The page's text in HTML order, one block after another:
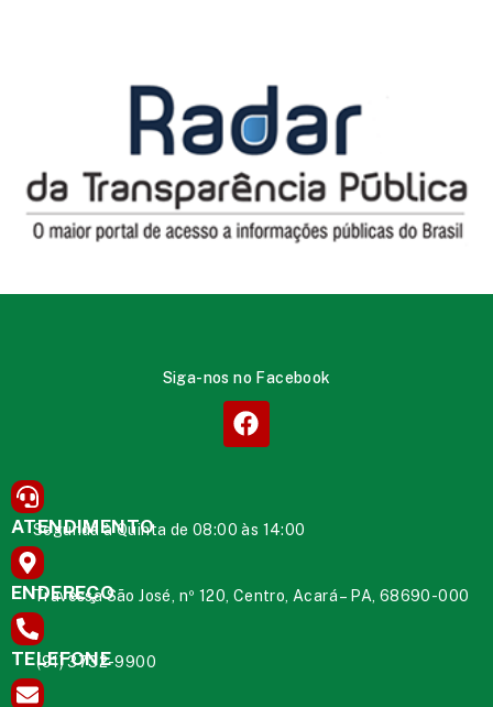
Siga-nos no Facebook
ATENDIMENTO
Segunda à Quinta de 08:00 às 14:00
ENDEREÇO
Travessa São José, nº 120, Centro, Acará – PA, 68690-000
TELEFONE
(91) 3732-9900